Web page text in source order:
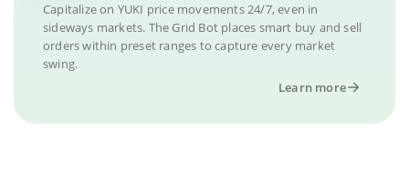
Capitalize on YUKI price movements 24/7, even in
sideways markets. The Grid Bot places smart buy and sell
orders within preset ranges to capture every market
swing.
Learn more